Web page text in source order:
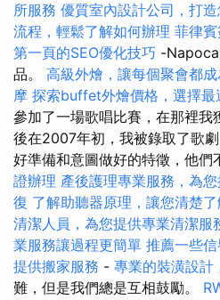
所服務 優質室內設計公司，打
流程，輕鬆了解如何辦理 菲律
第一頁的SEO優化技巧 -
品。 高級外燴，讓每個聚會都
摩 探索buffet外燴價格，選擇最
參加了一場歌唱比賽，在那裡我
後在2007年初，我被錄取了歌
好準備和意圖做好的特徵，他們
證辦理 產後護理專業服務，為
復 了解助聽器原理，讓您清楚
清潔人員，為您提供專業清潔服
業服務讓過程更簡單 推薦一些
提供搬家服務 - 專業的裝潢設計
難，但是我們總是互相鼓勵。